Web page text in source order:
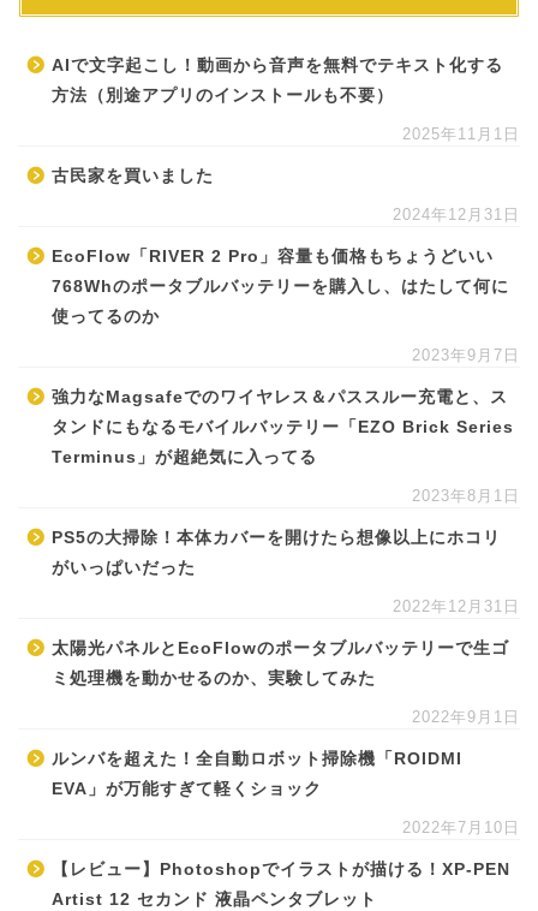
AIで文字起こし！動画から音声を無料でテキスト化する
方法（別途アプリのインストールも不要）
2025年11月1日
古民家を買いました
2024年12月31日
EcoFlow「RIVER 2 Pro」容量も価格もちょうどいい
768Whのポータブルバッテリーを購入し、はたして何に
使ってるのか
2023年9月7日
強力なMagsafeでのワイヤレス＆パススルー充電と、ス
タンドにもなるモバイルバッテリー「EZO Brick Series
Terminus」が超絶気に入ってる
2023年8月1日
PS5の大掃除！本体カバーを開けたら想像以上にホコリ
がいっぱいだった
2022年12月31日
太陽光パネルとEcoFlowのポータブルバッテリーで生ゴ
ミ処理機を動かせるのか、実験してみた
2022年9月1日
ルンバを超えた！全自動ロボット掃除機「ROIDMI
EVA」が万能すぎて軽くショック
2022年7月10日
【レビュー】Photoshopでイラストが描ける！XP-PEN
Artist 12 セカンド 液晶ペンタブレット